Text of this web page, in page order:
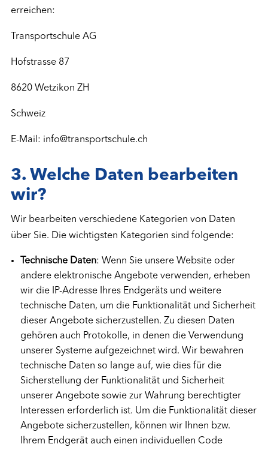
erreichen:
Transportschule AG
Hofstrasse 87
8620 Wetzikon ZH
Schweiz
E-Mail: info@transportschule.ch
3. Welche Daten bearbeiten
wir?
Wir bearbeiten verschiedene Kategorien von Daten
über Sie. Die wichtigsten Kategorien sind folgende:
Technische Daten: Wenn Sie unsere Website oder
andere elektronische Angebote verwenden, erheben
wir die IP-Adresse Ihres Endgeräts und weitere
technische Daten, um die Funktionalität und Sicherheit
dieser Angebote sicherzustellen. Zu diesen Daten
gehören auch Protokolle, in denen die Verwendung
unserer Systeme aufgezeichnet wird. Wir bewahren
technische Daten so lange auf, wie dies für die
Sicherstellung der Funktionalität und Sicherheit
unserer Angebote sowie zur Wahrung berechtigter
Interessen erforderlich ist. Um die Funktionalität dieser
Angebote sicherzustellen, können wir Ihnen bzw.
Ihrem Endgerät auch einen individuellen Code